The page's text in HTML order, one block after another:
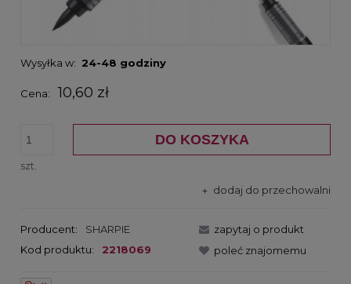
Wysyłka w: 24-48 godziny
Cena: 10,60 zł
szt.
DO KOSZYKA
dodaj do przechowalni
Producent:
SHARPIE
Kod produktu:
2218069
zapytaj o produkt
poleć znajomemu